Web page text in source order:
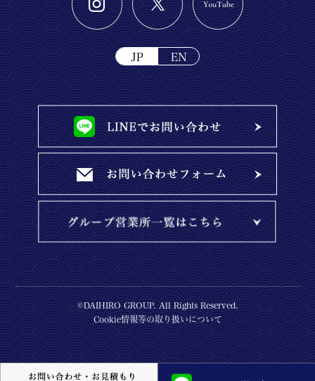
JP EN
©DAIHIRO GROUP. All Rights Reserved.
Cookie情報等の取り扱いについて